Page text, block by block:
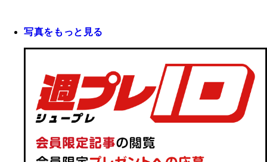
写真をもっと見る